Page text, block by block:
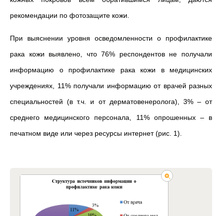
рекомендации по фотозащите кожи.
При выяснении уровня осведомленности о профилактике
рака кожи выявлено, что76% респондентов не получали
информацию о профилактике рака кожи в медицинских
учреждениях, 11% получали информацию от врачей разных
специальностей (в т.ч. и от дерматовенеролога), 3% –от
среднего медицинского персонала, 11% опрошенных –в
печатном виде или через ресурсы интернет(рис. 1)